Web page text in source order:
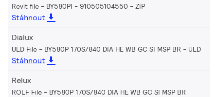
Revit file - BY580PI - 910505104550 ZIP
Stáhnout
Dialux
ULD File - BY580P 170S/840 DIA HE WB GC SI MSP BR ULD
Stáhnout
Relux
ROLF File - BY580P 170S/840 DIA HE WB GC SI MSP BR